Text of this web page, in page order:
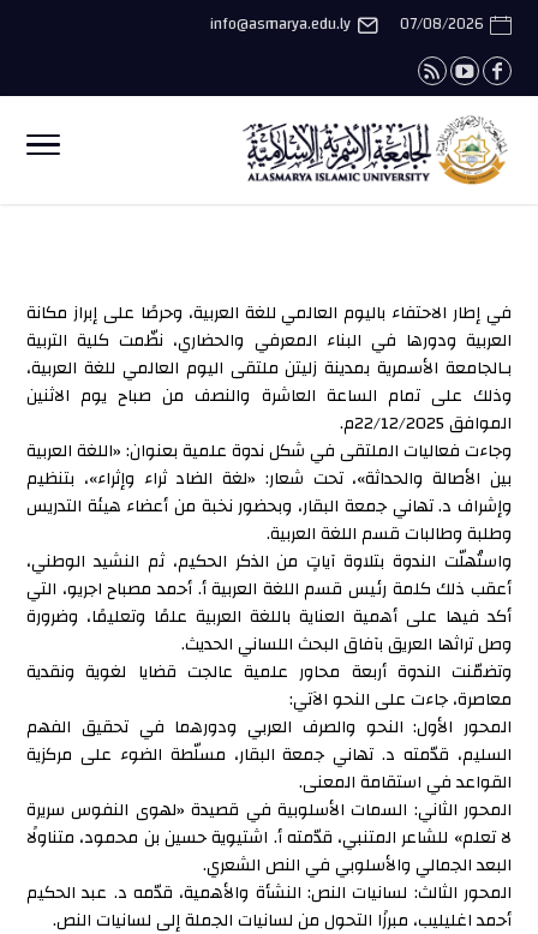
07/08/2026
info@asmarya.edu.ly
في إطار الاحتفاء باليوم العالمي للغة العربية، وحرصًا على إبراز مكانة
العربية ودورها في البناء المعرفي والحضاري، نظّمت كلية التربية
بـالجامعة الأسمرية بمدينة زليتن ملتقى اليوم العالمي للغة العربية،
وذلك على تمام الساعة العاشرة والنصف من صباح يوم الاثنين
الموافق 22/12/2025م.
وجاءت فعاليات الملتقى في شكل ندوة علمية بعنوان: «اللغة العربية
بين الأصالة والحداثة»، تحت شعار: «لغة الضاد ثراء وإثراء»، بتنظيم
وإشراف د. تهاني جمعة البقار، وبحضور نخبة من أعضاء هيئة التدريس
وطلبة وطالبات قسم اللغة العربية.
واستُهلّت الندوة بتلاوة آياتٍ من الذكر الحكيم، ثم النشيد الوطني،
أعقب ذلك كلمة رئيس قسم اللغة العربية أ. أحمد مصباح اجريو، التي
أكد فيها على أهمية العناية باللغة العربية علمًا وتعليمًا، وضرورة
وصل تراثها العريق بآفاق البحث اللساني الحديث.
وتضمّنت الندوة أربعة محاور علمية عالجت قضايا لغوية ونقدية
معاصرة، جاءت على النحو الآتي:
المحور الأول: النحو والصرف العربي ودورهما في تحقيق الفهم
السليم، قدّمته د. تهاني جمعة البقار، مسلّطة الضوء على مركزية
القواعد في استقامة المعنى.
المحور الثاني: السمات الأسلوبية في قصيدة «لهوى النفوس سريرة
لا تعلم» للشاعر المتنبي، قدّمته أ. اشتيوية حسين بن محمود، متناولًا
البعد الجمالي والأسلوبي في النص الشعري.
المحور الثالث: لسانيات النص: النشأة والأهمية، قدّمه د. عبد الحكيم
أحمد اغليليب، مبرزًا التحول من لسانيات الجملة إلى لسانيات النص.